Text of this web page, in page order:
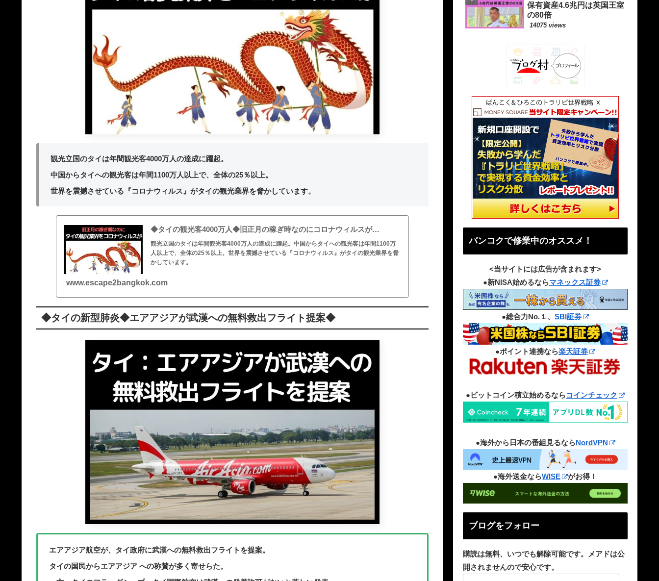
観光立国のタイは年間観光客4000万人の達成に躍起。
中国からタイへの観光客は年間1100万人以上で、全体の25％以上。
世界を震撼させている『コロナウィルス』がタイの観光業界を脅かしています。
◆タイの観光客4000万人◆旧正月の稼ぎ時なのにコロナウィルスが…
観光立国のタイは年間観光客4000万人の達成に躍起。中国からタイへの観光客は年間1100万
人以上で、全体の25％以上。世界を震撼させている『コロナウィルス』がタイの観光業界を脅
かしています。
www.escape2bangkok.com
◆タイの新型肺炎◆エアアジアが武漢への無料救出フライト提案◆
エアアジア航空が、タイ政府に武漢への無料救出フライトを提案。
タイの国民からエアアジア への称賛が多く寄せらた。
保有資産4.6兆円は英国王室
の80倍
14075 views
バンコクで修業中のオススメ！
<当サイトには広告が含まれます>
●新NISA始めるならマネックス証券
●総合力No.１、 SBI証券
●ポイント連携なら楽天証券
●ビットコイン積立始めるならコインチェック
●海外から日本の番組見るならNordVPN
●海外送金ならWISE がお得！
ブログをフォロー
購読は無料、いつでも解除可能です。メアドは公
開されませんので安心です。